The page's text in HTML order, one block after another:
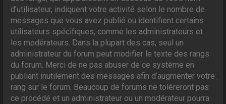
d’utilisateur, indiquent votre activité selon le nombre de
messages que vous avez publié ou identifient certains
utilisateurs spécifiques, comme les administrateurs et
les modérateurs. Dans la plupart des cas, seul un
administrateur du forum peut modifier le texte des rangs
du forum. Merci de ne pas abuser de ce système en
publiant inutilement des messages afin d’augmenter votre
rang sur le forum. Beaucoup de forums ne toléreront pas
ce procédé et un administrateur ou un modérateur pourra